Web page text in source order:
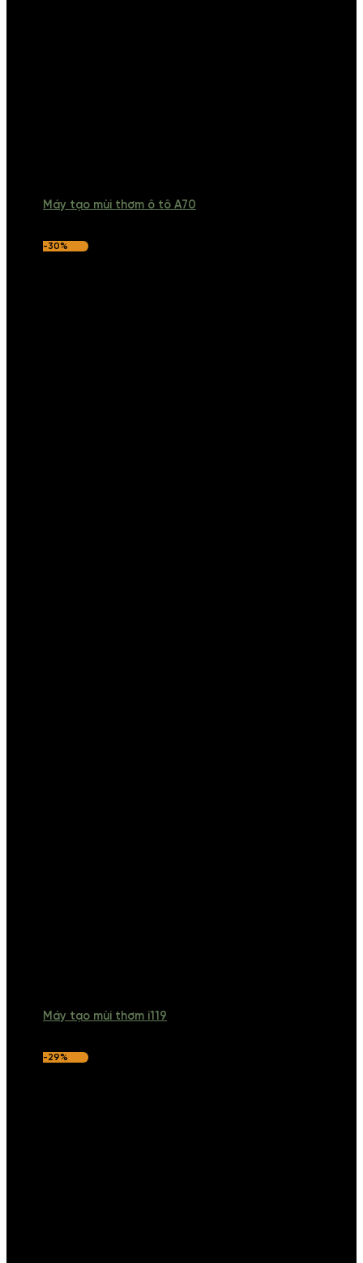
Máy tạo mùi thơm ô tô A70
-30%
Máy tạo mùi thơm i119
-29%